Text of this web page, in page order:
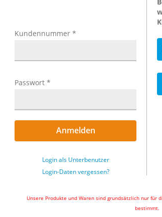
Kundennummer *
Passwort *
Anmelden
Login als Unterbenutzer
Login-Daten vergessen?
Unsere Produkte und Waren sind grundsätzlich nur für
bestimmt.